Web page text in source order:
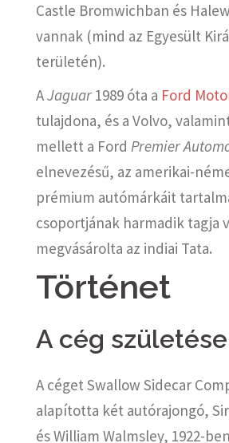
Castle Bromwichban és
vannak (mind az Egyesült
területén).
AJaguar 1989 óta a Ford
tulajdona, és a Volvo,
mellett a Ford Premier
elnevezésű, az amerikai-
prémium autómárkáit
csoportjának harmadik tagja
megvásárolta az indiai Tata.
Történet
A cég születése
A céget Swallow Sidecar
alapította két autórajongó,
és William Walmsley, 1922-